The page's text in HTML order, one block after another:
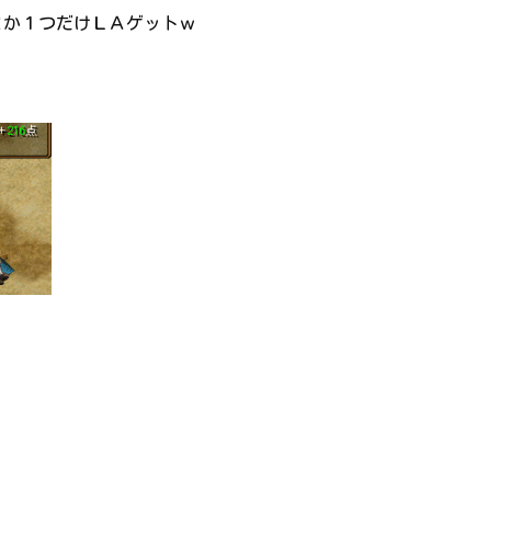
１つだけＬＡゲットｗ